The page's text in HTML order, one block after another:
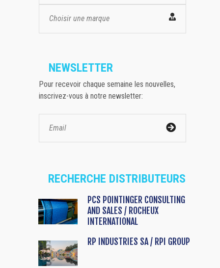
Choisir une marque
NEWSLETTER
Pour recevoir chaque semaine les nouvelles,
inscrivez-vous à notre newsletter:
RECHERCHE DISTRIBUTEURS
PCS POINTINGER CONSULTING
AND SALES / ROCHEUX
INTERNATIONAL
RP INDUSTRIES SA / RPI GROUP